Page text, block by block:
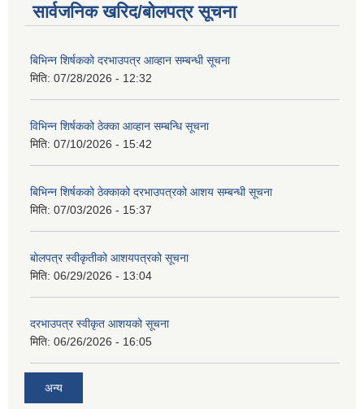
सार्वजनिक खरिद/बोलपत्र सूचना
बिभिन्‍न शिर्षकको दरभाउपत्र आव्हान सम्बन्धी सूचना
मिति: 07/28/2026 - 12:32
विभिन्न शिर्षकको ठेक्का आव्हान सम्बन्धि सूचना
मिति: 07/10/2026 - 15:42
बिभिन्‍न शिर्षकको ठेक्काको दरभाउपत्रको आशय सम्बन्धी सूचना
मिति: 07/03/2026 - 15:37
बोलपत्र स्वीकृतीको आशयपत्रको सूचना
मिति: 06/29/2026 - 13:04
दरभाउपत्र स्वीकृत आशयको सूचना
मिति: 06/26/2026 - 16:05
अन्य